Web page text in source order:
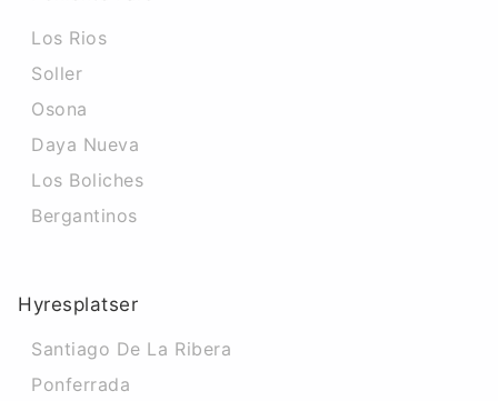
Los Rios
Soller
Osona
Daya Nueva
Los Boliches
Bergantinos
Hyresplatser
Santiago De La Ribera
Ponferrada